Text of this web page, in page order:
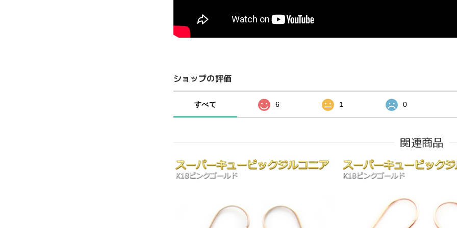
ショップの評価
すべて 6 1 0
関連商品